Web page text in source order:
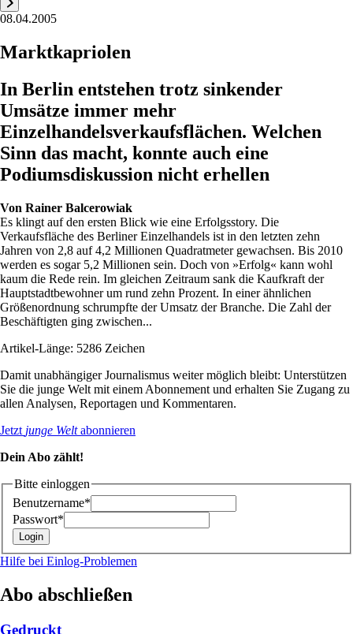
08.04.2005
Marktkapriolen
In Berlin entstehen trotz sinkender
Umsätze immer mehr
Einzelhandelsverkaufsflächen. Welchen
Sinn das macht, konnte auch eine
Podiumsdiskussion nicht erhellen
Von Rainer Balcerowiak
Es klingt auf den ersten Blick wie eine Erfolgsstory. Die
Verkaufsfläche des Berliner Einzelhandels ist in den letzten zehn
Jahren von 2,8 auf 4,2 Millionen Quadratmeter gewachsen. Bis 2010
werden es sogar 5,2 Millionen sein. Doch von »Erfolg« kann wohl
kaum die Rede rein. Im gleichen Zeitraum sank die Kaufkraft der
Hauptstadtbewohner um rund zehn Prozent. In einer ähnlichen
Größenordnung schrumpfte der Umsatz der Branche. Die Zahl der
Beschäftigten ging zwischen...
Artikel-Länge: 5286 Zeichen
Damit unabhängiger Journalismus weiter möglich bleibt: Unterstützen
Sie die junge Welt mit einem Abonnement und erhalten Sie Zugang zu
allen Analysen, Reportagen und Kommentaren.
Jetzt junge Weltabonnieren
Dein Abo zählt!
Bitte einloggen
Benutzername*
Passwort*
Hilfe bei Einlog-Problemen
Abo abschließen
Gedruckt